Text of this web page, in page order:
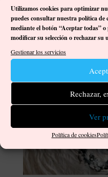
Utilizamos cookies para optimizar
puedes consultar nuestra política de
mediante el botón “Aceptar todas”
modificar su selección o rechazar su
Gestionar los servicios
Rechazar,
Ver
Política de cookies